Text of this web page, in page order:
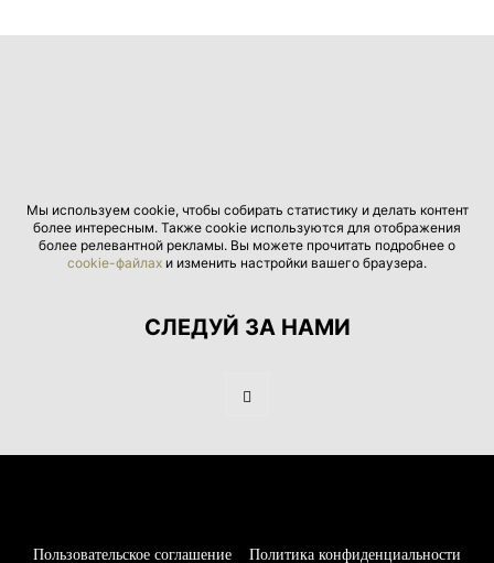
Мы используем cookie, чтобы собирать статистику и делать контент
более интересным. Также cookie используются для отображения
более релевантной рекламы. Вы можете прочитать подробнее о
cookie-файлах и изменить настройки вашего браузера.
СЛЕДУЙ ЗА НАМИ
Пользовательское соглашение Политика конфиденциальности